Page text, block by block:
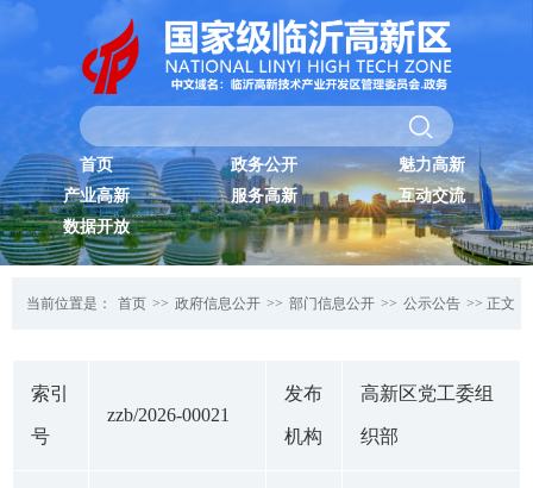
首页 政务公开
魅力高新
产业高新
服务高新
互动交流
数据开放
当前位置是： 首页 >> 政府信息公开 >> 部门信息公开 >> 公示公告 >> 正文
索引
号
zzb/2026-00021
发布
机构
高新区党工委组
织部